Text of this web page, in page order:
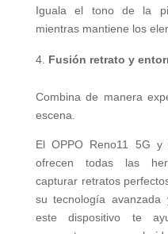
Iguala el tono de la
mientras mantiene los
Fusión retrato y
Combina de manera
escena.
El OPPO Reno11 5G
ofrecen todas las
capturar retratos
su tecnología
este dispositivo te